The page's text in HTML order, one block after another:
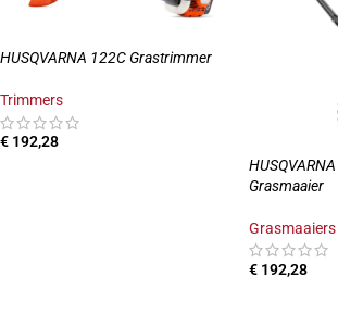
HUSQVARNA 122C Grastrimmer
Trimmers
€ 192,28
Grasmaaier
Grasmaaiers
€ 192,28